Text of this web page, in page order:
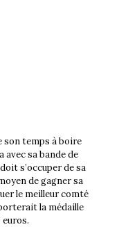
son temps à boire
avec sa bande de
s’occuper de sa
de gagner sa
le meilleur comté
la médaille